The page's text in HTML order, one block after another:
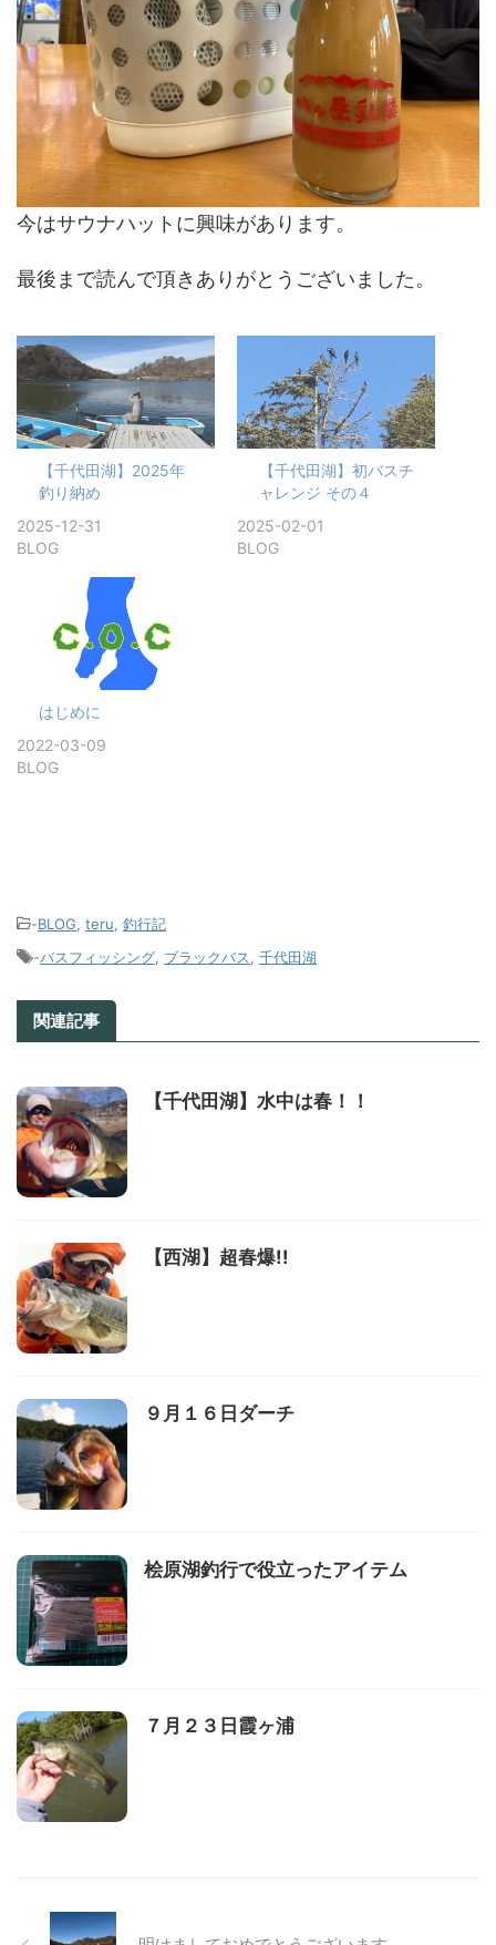
今はサウナハットに興味があります。
最後まで読んで頂きありがとうございました。
【千代田湖】2025年
釣り納め
2025-12-31
BLOG
【千代田湖】初バスチ
ャレンジ その４
2025-02-01
BLOG
はじめに
2022-03-09
BLOG
-BLOG teru 釣行記
-バスフィッシング ブラックバス 千代田湖
関連記事
【千代田湖】水中は春！！
【西湖】超春爆!!
９月１６日ダーチ
桧原湖釣行で役立ったアイテム
７月２３日霞ヶ浦